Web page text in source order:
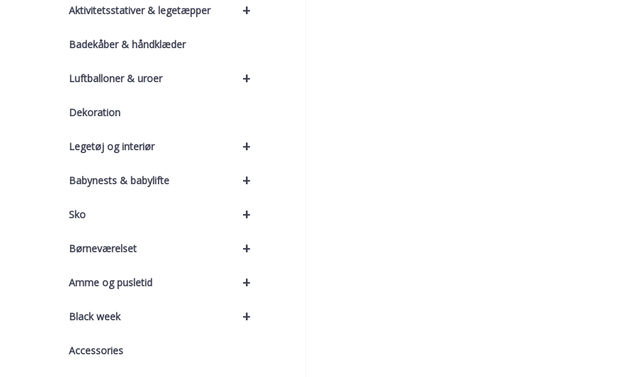
+
Aktivitetsstativer & legetæpper
Badekåber & håndklæder
+
Luftballoner & uroer
Dekoration
+
Legetøj og interiør
+
Babynests & babylifte
+
Sko
+
Børneværelset
+
Amme og pusletid
+
Black week
Accessories